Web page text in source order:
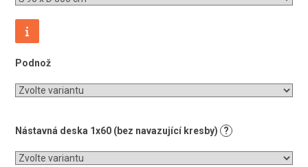
Podnož
Nástavná deska 1x60 (bez navazující kresby) ?